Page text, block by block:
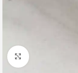
Click to enlarge